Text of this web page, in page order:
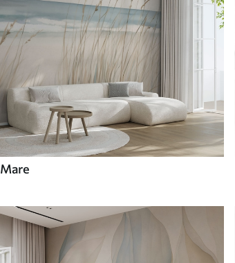
Mare